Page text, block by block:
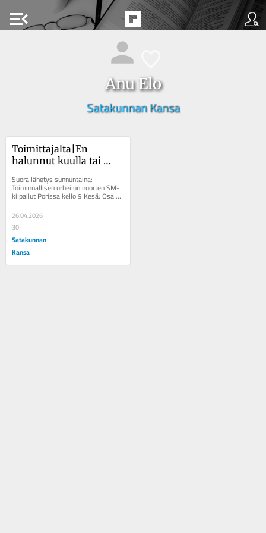
menu_open
Anu Elo
Satakunnan Kansa
Toimittajalta|En
halunnut kuulla tai
minulla on vanhojen
ihmisten sairaus
Suora lähetys sunnuntaina:
Toiminnallisen urheilun nuorten SM-
kilpailut Porissa kello 9 Kesä: Osa
Porin kesäkävelykadusta otetaan
käyttöön...
26.04.2026
30
Satakunnan
Kansa